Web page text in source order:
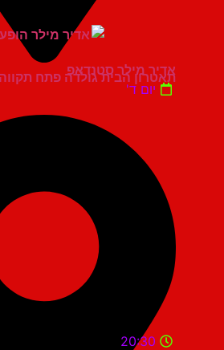
תאטרון הבית גולדה פתח תקווה
אדיר מילר סטנדאפ
יום ד'
20:30